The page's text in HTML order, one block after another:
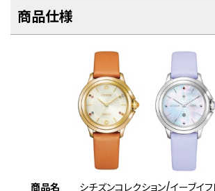
商品仕様
商品名
シチズンコレクション/イーブイ